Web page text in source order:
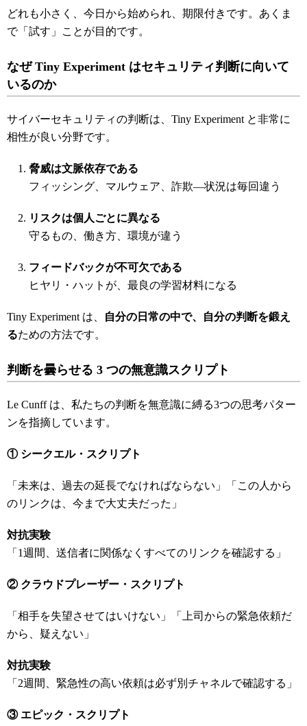
どれも小さく、今日から始められ、期限付きです。あくま
で「試す」ことが目的です。
なぜ Tiny Experiment はセキュリティ判断に向いて
いるのか
サイバーセキュリティの判断は、Tiny Experiment と非常に
相性が良い分野です。
脅威は文脈依存である
フィッシング、マルウェア、詐欺―状況は毎回違う
リスクは個人ごとに異なる
守るもの、働き方、環境が違う
フィードバックが不可欠である
ヒヤリ・ハットが、最良の学習材料になる
Tiny Experiment は、
自分の日常の中で、自分の判断を鍛え
るための方法です。
判断を曇らせる 3 つの無意識スクリプト
Le Cunff は、私たちの判断を無意識に縛る3つの思考パター
ンを指摘しています。
① シークエル・スクリプト
「未来は、過去の延長でなければならない」「この人から
のリンクは、今まで大丈夫だった」
対抗実験
「1週間、送信者に関係なくすべてのリンクを確認する」
② クラウドプレーザー・スクリプト
「相手を失望させてはいけない」「上司からの緊急依頼だ
から、疑えない」
対抗実験
「2週間、緊急性の高い依頼は必ず別チャネルで確認する」
③ エピック・スクリプト